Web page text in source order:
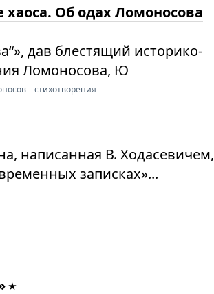
хаоса. Об одах Ломоносова
дав блестящий историко-
Ломоносова, Ю
стихотворения
написанная В. Ходасевичем,
записках»...